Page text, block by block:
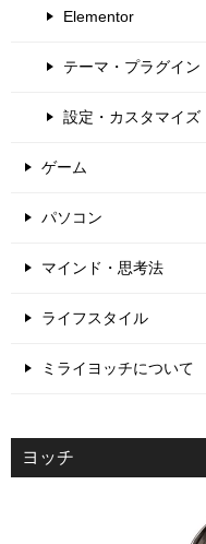
Elementor
テーマ・プラグイン
設定・カスタマイズ
ゲーム
パソコン
マインド・思考法
ライフスタイル
ミライヨッチについて
ヨッチ